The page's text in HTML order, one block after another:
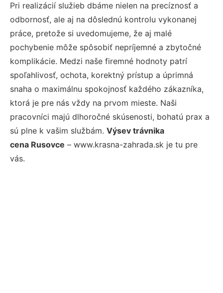
Pri realizácií služieb dbáme nielen na precíznosť a
odbornosť, ale aj na dôslednú kontrolu vykonanej
práce, pretože si uvedomujeme, že aj malé
pochybenie môže spôsobiť nepríjemné a zbytočné
komplikácie. Medzi naše firemné hodnoty patrí
spoľahlivosť, ochota, korektný prístup a úprimná
snaha o maximálnu spokojnosť každého zákazníka,
ktorá je pre nás vždy na prvom mieste. Naši
pracovníci majú dlhoročné skúsenosti, bohatú prax a
sú plne k vašim službám. Výsev trávnika
cena Rusovce – www.krasna-zahrada.sk je tu pre
vás.